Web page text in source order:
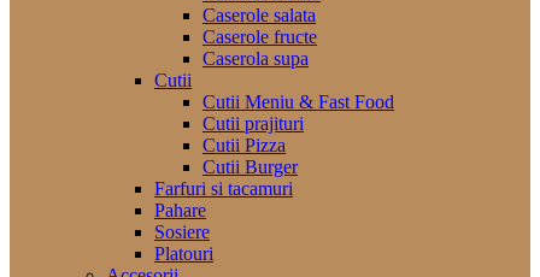
Caserole salata
Caserole fructe
Caserola supa
Cutii
Cutii Meniu & Fast Food
Cutii prajituri
Cutii Pizza
Cutii Burger
Farfuri si tacamuri
Pahare
Sosiere
Platouri